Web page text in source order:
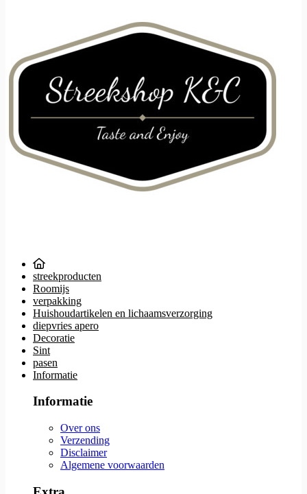
streekproducten
Roomijs
verpakking
Huishoudartikelen en lichaamsverzorging
diepvries apero
Decoratie
Sint
pasen
Informatie
Informatie
Over ons
Verzending
Disclaimer
Algemene voorwaarden